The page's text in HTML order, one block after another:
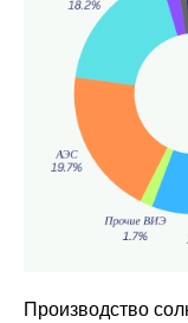
Производство